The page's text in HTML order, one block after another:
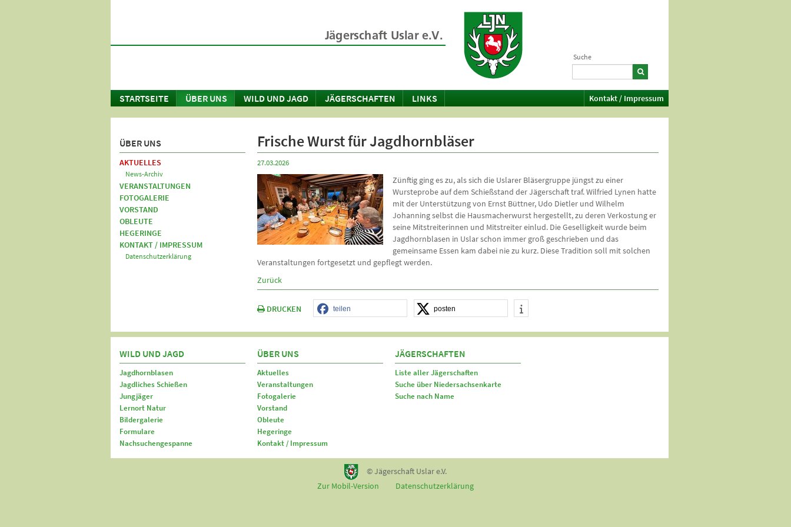
Suche
STARTSEITE ÜBER UNS WILD UND JAGD JÄGERSCHAFTEN LINKS Kontakt / Impressum
ÜBER UNS
AKTUELLES
News-Archiv
VERANSTALTUNGEN
FOTOGALERIE
VORSTAND
OBLEUTE
HEGERINGE
KONTAKT / IMPRESSUM
Datenschutzerklärung
Frische Wurst für Jagdhornbläser
27.03.2026
Zünftig ging es zu, als sich die Uslarer Bläsergruppe jüngst zu einer
Wursteprobe auf dem Schießstand der Jägerschaft traf. Wilfried Lynen hatte
mit der Unterstützung von Ernst Büttner, Udo Dietler und Wilhelm
Johanning selbst die Hausmacherwurst hergestellt, zu deren Verkostung er
seine Mitstreiterinnen und Mitstreiter einlud. Die Geselligkeit wurde beim
Jagdhornblasen in Uslar schon immer groß geschrieben und das
gemeinsame Essen kam dabei nie zu kurz. Diese Tradition soll mit solchen
Veranstaltungen fortgesetzt und gepflegt werden.
Zurück
DRUCKEN teilen posten
WILD UND JAGD
Jagdhornblasen
Jagdliches Schießen
Jungjäger
Lernort Natur
Bildergalerie
Formulare
Nachsuchengespanne
ÜBER UNS
Aktuelles
Veranstaltungen
Fotogalerie
Vorstand
Obleute
Hegeringe
Kontakt / Impressum
JÄGERSCHAFTEN
Liste aller Jägerschaften
Suche über Niedersachsenkarte
Suche nach Name
© Jägerschaft Uslar e.V.
Zur Mobil-Version
Datenschutzerklärung